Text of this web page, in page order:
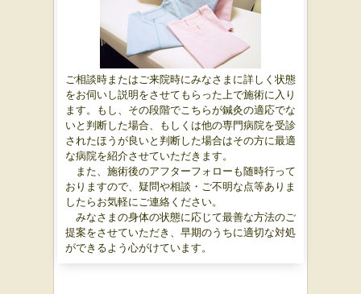
ご相談時またはご来院時にみなさまに詳しく状態
をお伺いし説明をさせてもらった上で施術に入り
ます。もし、その段階でこちらが鍼灸の適応でな
いと判断した場合、もしくは他の専門病院を受診
されたほうが良いと判断した場合はその方に最適
な病院を紹介させていただきます。
また、施術後のアフターフォローも随時行って
おりますので、疑問や相談・ご不明な点等ありま
したらお気軽にご連絡ください。
みなさまの身体の状態に応じて最善な方法のご
提案をさせていただき、早期のうちに適切な対処
ができるよう心がけています。